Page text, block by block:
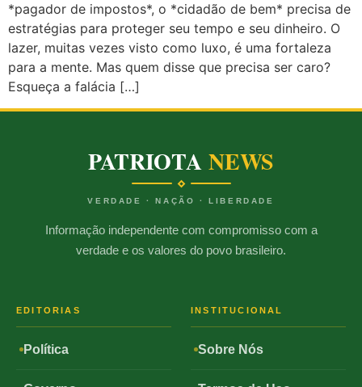
*pagador de impostos*, o *cidadão de bem* precisa de
estratégias para proteger seu tempo e seu dinheiro. O
lazer, muitas vezes visto como luxo, é uma fortaleza
para a mente. Mas quem disse que precisa ser caro?
Esqueça a falácia […]
PATRIOTANEWS
VERDADE · NAÇÃO · LIBERDADE
Informação independente com compromisso com a
verdade e os valores do povo brasileiro.
EDITORIAS
Política
INSTITUCIONAL
Sobre Nós